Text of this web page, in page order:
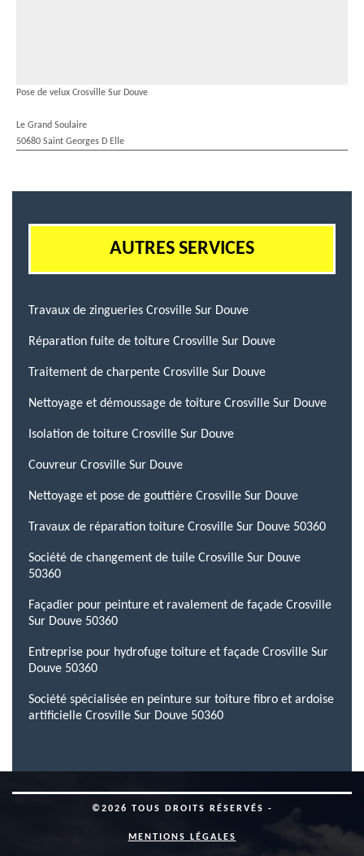
Pose de velux Crosville Sur Douve
Le Grand Soulaire
50680 Saint Georges D Elle
AUTRES SERVICES
Travaux de zingueries Crosville Sur Douve
Réparation fuite de toiture Crosville Sur Douve
Traitement de charpente Crosville Sur Douve
Nettoyage et démoussage de toiture Crosville Sur Douve
Isolation de toiture Crosville Sur Douve
Couvreur Crosville Sur Douve
Nettoyage et pose de gouttière Crosville Sur Douve
Travaux de réparation toiture Crosville Sur Douve 50360
Société de changement de tuile Crosville Sur Douve
50360
Façadier pour peinture et ravalement de façade Crosville
Sur Douve 50360
Entreprise pour hydrofuge toiture et façade Crosville Sur
Douve 50360
Société spécialisée en peinture sur toiture fibro et ardoise
artificielle Crosville Sur Douve 50360
©2026 TOUS DROITS RÉSERVÉS -
MENTIONS LÉGALES